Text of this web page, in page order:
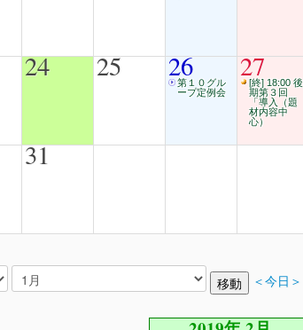
24 25 26
第１０グル
ープ定例会
27
[終] 18:00 後
期第３回
「導入（題
材内容中
心）
31
＜今日＞